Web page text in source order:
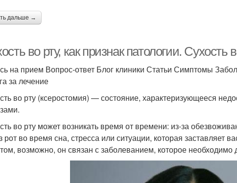
дальше →
во рту, как признак патологии. Сухость
на прием Вопрос-ответ Блог клиники Статьи Симптомы
за лечение
во рту (ксеростомия) — состояние, характеризующееся
во рту может возникать время от времени: из-за
рот во время сна, стресса или ситуации, которая заставляет
возможно, он связан с заболеванием, которое необходимо